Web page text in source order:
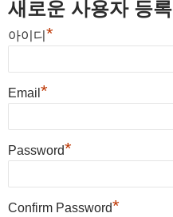
새로운 사용자 등록
아이디 *
Email *
Password*
Confirm Password*